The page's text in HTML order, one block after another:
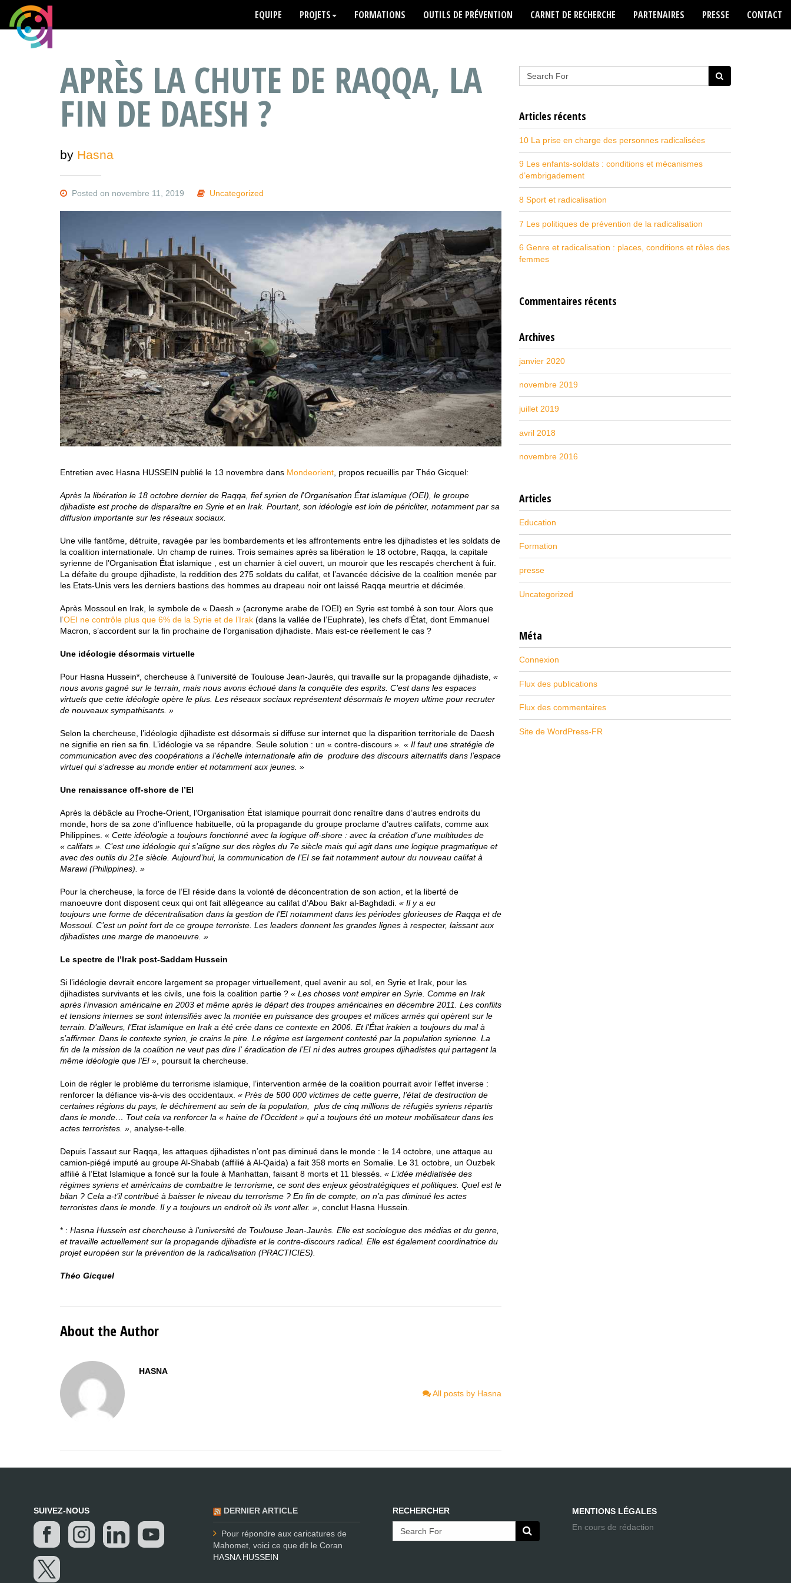
EQUIPE PROJETS FORMATIONS OUTILS DE PRÉVENTION CARNET DE RECHERCHE PARTENAIRES PRESSE CONTACT
APRÈS LA CHUTE DE RAQQA, LA
FIN DE DAESH ?
by Hasna
Posted on novembre 11, 2019 Uncategorized
Entretien avec Hasna HUSSEIN publié le 13 novembre dans Mondeorient, propos recueillis par Théo Gicquel:
Après la libération le 18 octobre dernier de Raqqa, fief syrien de l’Organisation État islamique (OEI), le groupe
djihadiste est proche de disparaître en Syrie et en Irak. Pourtant, son idéologie est loin de péricliter, notamment par sa
diffusion importante sur les réseaux sociaux.
Une ville fantôme, détruite, ravagée par les bombardements et les affrontements entre les djihadistes et les soldats de
la coalition internationale. Un champ de ruines. Trois semaines après sa libération le 18 octobre, Raqqa, la capitale
syrienne de l’Organisation État islamique , est un charnier à ciel ouvert, un mouroir que les rescapés cherchent à fuir.
La défaite du groupe djihadiste, la reddition des 275 soldats du califat, et l’avancée décisive de la coalition menée par
les Etats-Unis vers les derniers bastions des hommes au drapeau noir ont laissé Raqqa meurtrie et décimée.
Après Mossoul en Irak, le symbole de « Daesh » (acronyme arabe de l’OEI) en Syrie est tombé à son tour. Alors que
l’OEI ne contrôle plus que 6% de la Syrie et de l’Irak (dans la vallée de l’Euphrate), les chefs d’État, dont Emmanuel
Macron, s’accordent sur la fin prochaine de l’organisation djihadiste. Mais est-ce réellement le cas ?
Une idéologie désormais virtuelle
Pour Hasna Hussein*, chercheuse à l’université de Toulouse Jean-Jaurès, qui travaille sur la propagande djihadiste, «
nous avons gagné sur le terrain, mais nous avons échoué dans la conquête des esprits. C’est dans les espaces
virtuels que cette idéologie opère le plus. Les réseaux sociaux représentent désormais le moyen ultime pour recruter
de nouveaux sympathisants. »
Selon la chercheuse, l’idéologie djihadiste est désormais si diffuse sur internet que la disparition territoriale de Daesh
ne signifie en rien sa fin. L’idéologie va se répandre. Seule solution : un « contre-discours ». « Il faut une stratégie de
communication avec des coopérations a l’échelle internationale afin de produire des discours alternatifs dans l’espace
virtuel qui s’adresse au monde entier et notamment aux jeunes. »
Une renaissance off-shore de l’EI
Après la débâcle au Proche-Orient, l’Organisation État islamique pourrait donc renaître dans d’autres endroits du
monde, hors de sa zone d’influence habituelle, où la propagande du groupe proclame d’autres califats, comme aux
Philippines. « Cette idéologie a toujours fonctionné avec la logique off-shore : avec la création d’une multitudes de
« califats ». C’est une idéologie qui s’aligne sur des règles du 7e siècle mais qui agit dans une logique pragmatique et
avec des outils du 21e siècle. Aujourd’hui, la communication de l’EI se fait notamment autour du nouveau califat à
Marawi (Philippines). »
Pour la chercheuse, la force de l’EI réside dans la volonté de déconcentration de son action, et la liberté de
manoeuvre dont disposent ceux qui ont fait allégeance au califat d’Abou Bakr al-Baghdadi. « Il y a eu
toujours une forme de décentralisation dans la gestion de l’EI notamment dans les périodes glorieuses de Raqqa et de
Mossoul. C’est un point fort de ce groupe terroriste. Les leaders donnent les grandes lignes à respecter, laissant aux
djihadistes une marge de manoeuvre. »
Le spectre de l’Irak post-Saddam Hussein
Si l’idéologie devrait encore largement se propager virtuellement, quel avenir au sol, en Syrie et Irak, pour les
djihadistes survivants et les civils, une fois la coalition partie ? « Les choses vont empirer en Syrie. Comme en Irak
après l’invasion américaine en 2003 et même après le départ des troupes américaines en décembre 2011. Les conflits
et tensions internes se sont intensifiés avec la montée en puissance des groupes et milices armés qui opèrent sur le
terrain. D’ailleurs, l’Etat islamique en Irak a été crée dans ce contexte en 2006. Et l’État irakien a toujours du mal à
s’affirmer. Dans le contexte syrien, je crains le pire. Le régime est largement contesté par la population syrienne. La
fin de la mission de la coalition ne veut pas dire l’ éradication de l’EI ni des autres groupes djihadistes qui partagent la
même idéologie que l’EI », poursuit la chercheuse.
Loin de régler le problème du terrorisme islamique, l’intervention armée de la coalition pourrait avoir l’effet inverse :
renforcer la défiance vis-à-vis des occidentaux. « Près de 500 000 victimes de cette guerre, l’état de destruction de
certaines régions du pays, le déchirement au sein de la population, plus de cinq millions de réfugiés syriens répartis
dans le monde… Tout cela va renforcer la « haine de l’Occident » qui a toujours été un moteur mobilisateur dans les
actes terroristes. », analyse-t-elle.
Depuis l’assaut sur Raqqa, les attaques djihadistes n’ont pas diminué dans le monde : le 14 octobre, une attaque au
camion-piégé imputé au groupe Al-Shabab (affilié à Al-Qaida) a fait 358 morts en Somalie. Le 31 octobre, un Ouzbek
affilié à l’Etat Islamique a foncé sur la foule à Manhattan, faisant 8 morts et 11 blessés. « L’idée médiatisée des
régimes syriens et américains de combattre le terrorisme, ce sont des enjeux géostratégiques et politiques. Quel est le
bilan ? Cela a-t’il contribué à baisser le niveau du terrorisme ? En fin de compte, on n’a pas diminué les actes
terroristes dans le monde. Il y a toujours un endroit où ils vont aller. », conclut Hasna Hussein.
* : Hasna Hussein est chercheuse à l’université de Toulouse Jean-Jaurès. Elle est sociologue des médias et du genre,
et travaille actuellement sur la propagande djihadiste et le contre-discours radical. Elle est également coordinatrice du
projet européen sur la prévention de la radicalisation (PRACTICIES).
Théo Gicquel
About the Author
HASNA
All posts by Hasna
Articles récents
10 La prise en charge des personnes radicalisées
9 Les enfants-soldats : conditions et mécanismes
d’embrigadement
8 Sport et radicalisation
7 Les politiques de prévention de la radicalisation
6 Genre et radicalisation : places, conditions et rôles des
femmes
Commentaires récents
Archives
janvier 2020
novembre 2019
juillet 2019
avril 2018
novembre 2016
Articles
Education
Formation
presse
Uncategorized
Méta
Connexion
Flux des publications
Flux des commentaires
Site de WordPress-FR
SUIVEZ-NOUS DERNIER ARTICLE
Pour répondre aux caricatures de
Mahomet, voici ce que dit le Coran
HASNA HUSSEIN
RECHERCHER
MENTIONS LÉGALES
En cours de rédaction